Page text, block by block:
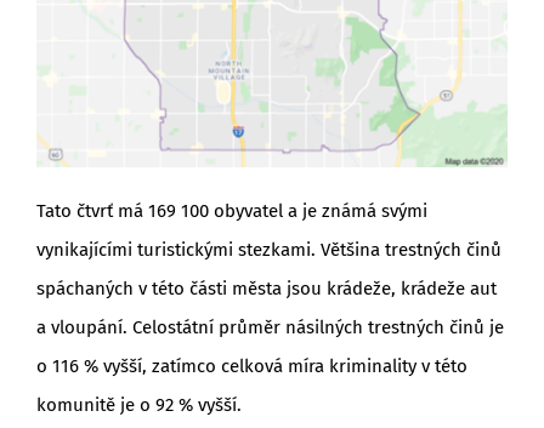
Tato čtvrť má 169 100 obyvatel a je známá svými
vynikajícími turistickými stezkami. Většina trestných činů
spáchaných v této části města jsou krádeže, krádeže aut
a vloupání. Celostátní průměr násilných trestných činů je
o 116 % vyšší, zatímco celková míra kriminality v této
komunitě je o 92 % vyšší.